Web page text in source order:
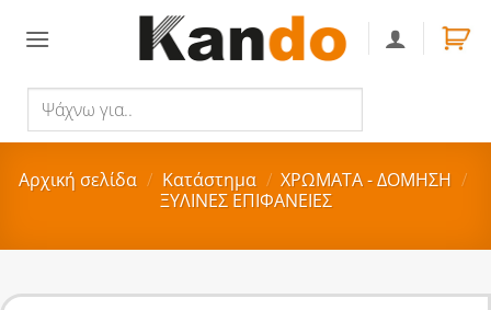
για..
Αρχική σελίδα / Κατάστημα / ΧΡΩΜΑΤΑ - ΔΟΜΗΣΗ /
ΞΥΛΙΝΕΣ ΕΠΙΦΑΝΕΙΕΣ